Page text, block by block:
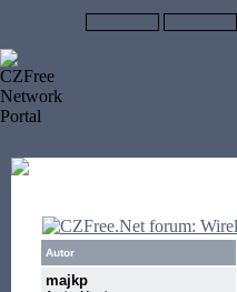
Autor
majkp